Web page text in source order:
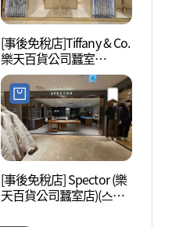
[事後免稅店]Tiffany & Co.
樂天百貨公司蠶室
Avenuel店(티파니앤코 롯
데백화점 잠실 에비뉴엘
점)
[事後免稅店] Spector (樂
天百貨公司蠶室店)(스펙